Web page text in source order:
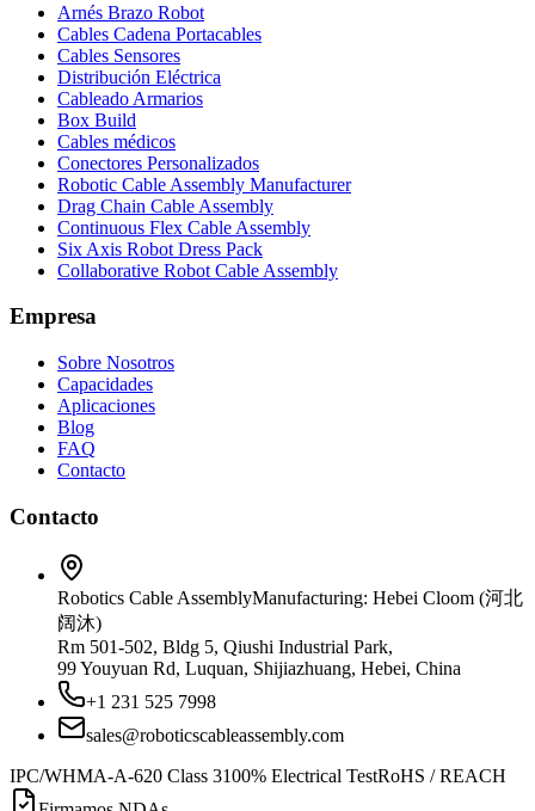
Arnés Brazo Robot
Cables Cadena Portacables
Cables Sensores
Distribución Eléctrica
Cableado Armarios
Box Build
Cables médicos
Conectores Personalizados
Robotic Cable Assembly Manufacturer
Drag Chain Cable Assembly
Continuous Flex Cable Assembly
Six Axis Robot Dress Pack
Collaborative Robot Cable Assembly
Empresa
Sobre Nosotros
Capacidades
Aplicaciones
Blog
FAQ
Contacto
Contacto
Robotics Cable AssemblyManufacturing: Hebei Cloom (河北
阔沐)
Rm 501-502, Bldg 5, Qiushi Industrial Park,
99 Youyuan Rd, Luquan, Shijiazhuang, Hebei, China
+1 231 525 7998
sales@roboticscableassembly.com
IPC/WHMA-A-620 Class 3100% Electrical TestRoHS / REACH